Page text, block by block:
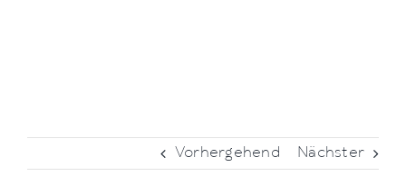
Patek Philippe
Vorhergehend Nächster